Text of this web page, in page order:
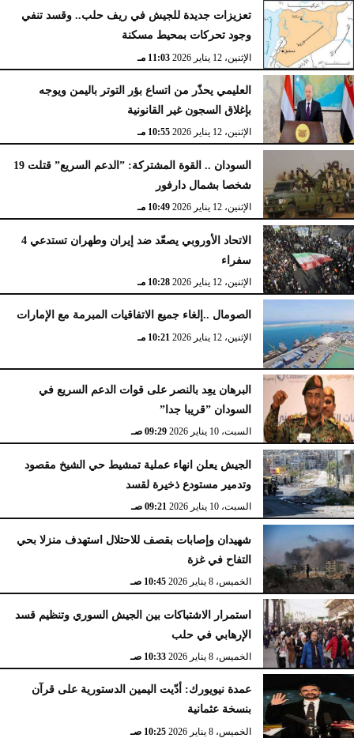
تعزيزات جديدة للجيش في ريف حلب.. وقسد تنفي
وجود تحركات بمحيط مسكنة
الإثنين، 12 يناير 2026 11:03 مـ
العليمي يحذّر من اتساع بؤر التوتر باليمن ويوجه
بإغلاق السجون غير القانونية
الإثنين، 12 يناير 2026 10:55 مـ
السودان .. القوة المشتركة: ”الدعم السريع” قتلت 19
شخصا بشمال دارفور
الإثنين، 12 يناير 2026 10:49 مـ
الاتحاد الأوروبي يصعّد ضد إيران وطهران تستدعي 4
سفراء
الإثنين، 12 يناير 2026 10:28 مـ
الصومال ..إلغاء جميع الاتفاقيات المبرمة مع الإمارات
الإثنين، 12 يناير 2026 10:21 مـ
البرهان يعِد بالنصر على قوات الدعم السريع في
السودان ”قريبا جدا”
السبت، 10 يناير 2026 09:29 صـ
الجيش يعلن انهاء عملية تمشيط حي الشيخ مقصود
وتدمير مستودع ذخيرة لقسد
السبت، 10 يناير 2026 09:21 صـ
شهيدان وإصابات بقصف للاحتلال استهدف منزلا بحي
التفاح في غزة
الخميس، 8 يناير 2026 10:45 صـ
استمرار الاشتباكات بين الجيش السوري وتنظيم قسد
الإرهابي في حلب
الخميس، 8 يناير 2026 10:33 صـ
عمدة نيويورك: أدّيت اليمين الدستورية على قرآن
بنسخة عثمانية
الخميس، 8 يناير 2026 10:25 صـ